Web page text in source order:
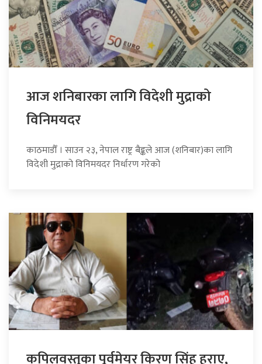
आज शनिबारका लागि विदेशी मुद्राको
विनिमयदर
काठमाडौँ । साउन २३, नेपाल राष्ट्र बैङ्कले आज (शनिबार)का लागि
विदेशी मुद्राको विनिमयदर निर्धारण गरेको
कपिलवस्तुका पूर्वमेयर किरण सिंह हराए,